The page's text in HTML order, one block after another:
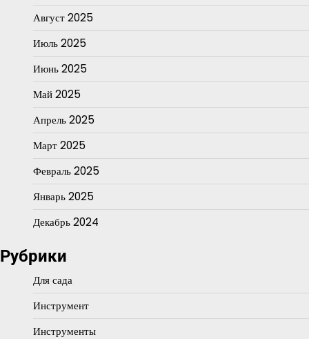
Август 2025
Июль 2025
Июнь 2025
Май 2025
Апрель 2025
Март 2025
Февраль 2025
Январь 2025
Декабрь 2024
Рубрики
Для сада
Инструмент
Инструменты